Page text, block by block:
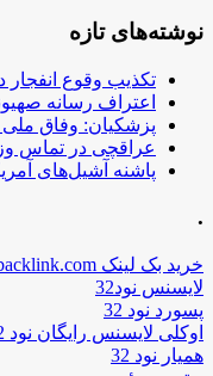
نوشته‌های تازه
تکذیب وقوع
اعتراف رسانه
پزشکیان: وفاق
عراقچی در تماس
پاشنه آشیل‌های
.
خرید بک لینک behtarinbacklink.com
لایسنس نود32
پسورد نود 32
اوکلی لایسنس رایگان نود 32
همیار نود 32